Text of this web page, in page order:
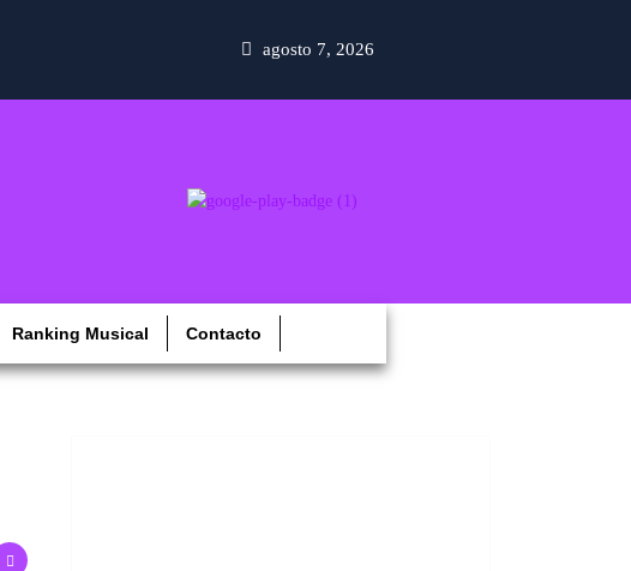
agosto 7, 2026
Ranking Musical Contacto